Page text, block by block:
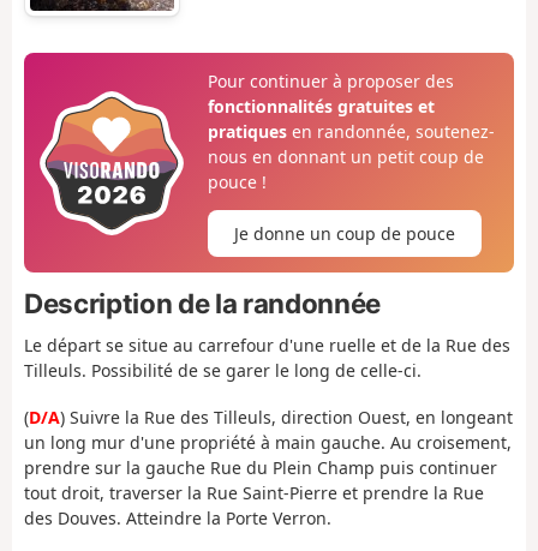
Pour continuer à proposer des
fonctionnalités gratuites et
pratiquesen randonnée, soutenez-
nous en donnant un petit coup de
pouce !
Je donne un coup de pouce
Description de la randonnée
Le départ se situe au carrefour d'une ruelle et de la Rue des
Tilleuls. Possibilité de se garer le long de celle-ci.
(D/A) Suivre la Rue des Tilleuls, direction Ouest, en longeant
un long mur d'une propriété à main gauche. Au croisement,
prendre sur la gauche Rue du Plein Champ puis continuer
tout droit, traverser la Rue Saint-Pierre et prendre la Rue
des Douves. Atteindre la Porte Verron.